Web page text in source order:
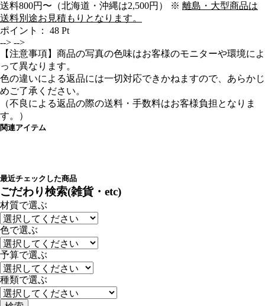
送料800円〜（北海道・沖縄は2,500円） ※ 離島・大型商品は
送料別途お見積もりとなります。
ポイント： 48 Pt
--> -->
【注意事項】商品の写真の色味はお客様のモニターや環境によ
って異なります。
色の違いによる返品には一切対応できかねますので、あらかじ
めご了承ください。
（不良による返品の際の送料・手数料はお客様負担となりま
す。）
関連アイテム
最近チェックした商品
ごだわり検索(雑貨・etc)
材質で選ぶ
色で選ぶ
予算で選ぶ
種類で選ぶ